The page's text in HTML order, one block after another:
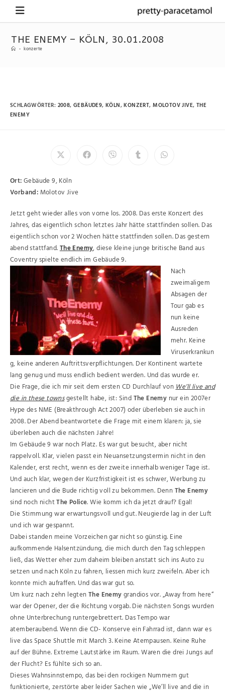
THE ENEMY – KÖLN, 30.01.2008
- konzerte
SCHLAGWÖRTER: 2008, GEBÄUDE9, KÖLN,KONZERT, MOLOTOV JIVE, THE
ENEMY
Ort:Gebäude 9, Köln
Vorband: Molotov Jive
Jetzt geht wieder alles von vorne los. 2008. Das erste Konzert des
Jahres, das eigentlich schon letztes Jahr hätte stattfinden sollen. Das
eigentlich schon vor 2 Wochen hätte stattfinden sollen. Das gestern
abend stattfand.The Enemy, diese kleine junge britische Band aus
Coventry spielte endlich im Gebäude 9.
Nach
zweimaligem
Absagen der
Tour gab es
nun keine
Ausreden
mehr. Keine
Viruserkrankun
g, keine anderen Auftrittsverpflichtungen. Der Kontinent wartete
lang genug und muss endlich bedient werden. Und das wurde er.
Die Frage, die ich mir seit dem ersten CD Durchlauf vonWe’ll live and
die in these townsgestellt habe, ist: SindThe Enemy nur ein 2007er
Hype des NME (Breakthrough Act 2007) oder überleben sie auch in
2008. Der Abend beantwortete die Frage mit einem klaren: ja, sie
überleben auch die nächsten Jahre!
Im Gebäude 9 war noch Platz. Es war gut besucht, aber nicht
rappelvoll. Klar, vielen passt ein Neuansetzungstermin nicht in den
Kalender, erst recht, wenn es der zweite innerhalb weniger Tage ist.
Und auch klar, wegen der Kurzfristigkeit ist es schwer, Werbung zu
lancieren und die Bude richtig voll zu bekommen. DennThe Enemy
sind noch nichtThe Police. Wie komm ich da jetzt drauf? Egal!
Die Stimmung war erwartungsvoll und gut. Neugierde lag in der Luft
und ich war gespannt.
Dabei standen meine Vorzeichen gar nicht so günstig. Eine
aufkommende Halsentzündung, die mich durch den Tag schleppen
ließ, das Wetter eher zum daheim bleiben anstatt sich ins Auto zu
setzen und nach Köln zu fahren, liessen mich kurz zweifeln. Aber ich
konnte mich aufraffen. Und das war gut so.
Um kurz nach zehn legtenThe Enemygrandios vor. „Away from here“
war der Opener, der die Richtung vorgab. Die nächsten Songs wurden
ohne Unterbrechung runtergebrettert. Das Tempo war
atemberaubend. Wenn die CD- Konserve ein Fahrrad ist, dann war es
live das Space Shuttle mit March 3. Keine Atempausen. Keine Ruhe
auf der Bühne. Extreme Lautstärke im Raum. Waren die drei Jungs auf
der Flucht? Es fühlte sich so an.
Dieses Wahnsinnstempo, das bei den rockigen Nummern gut
funktionierte, zerstörte aber leider Sachen wie „We’ll live and die in